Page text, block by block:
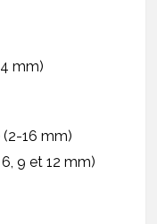
mm)
16 mm)
9 et 12 mm)